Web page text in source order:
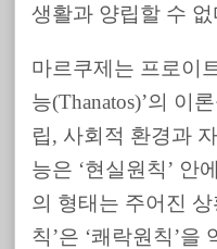
생활과 양립할 수 없
마르쿠제는 프로이
능(Thanatos)’의 이
립, 사회적 환경과
능은 ‘현실원칙’ 안
의 형태는 주어진
칙’은 ‘쾌락원칙’